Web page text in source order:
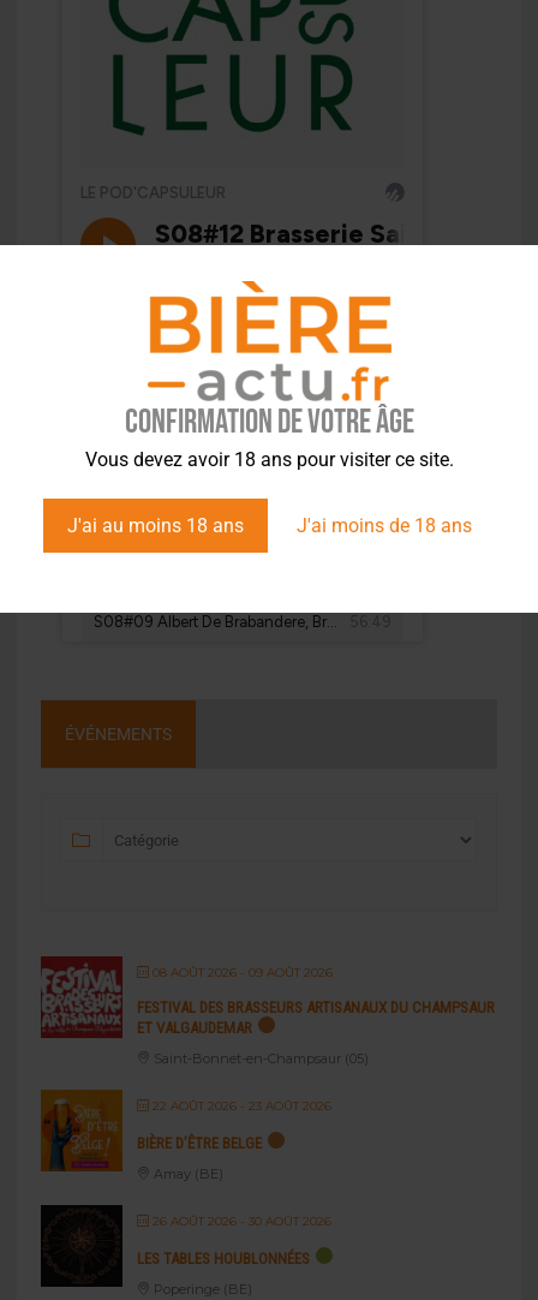
Confirmation de votre âge
Vous devez avoir 18 ans pour visiter ce site.
J'ai au moins 18 ans J'ai moins de 18 ans
ÉVÉNEMENTS
08 AOÛT 2026- 09 AOÛT 2026
FESTIVAL DES BRASSEURS ARTISANAUX DU CHAMPSAUR
ET VALGAUDEMAR
Saint-Bonnet-en-Champsaur (05)
22 AOÛT 2026- 23 AOÛT 2026
BIÈRE D’ÊTRE BELGE
Amay (BE)
26 AOÛT 2026- 30 AOÛT 2026
LES TABLES HOUBLONNÉES
Poperinge (BE)